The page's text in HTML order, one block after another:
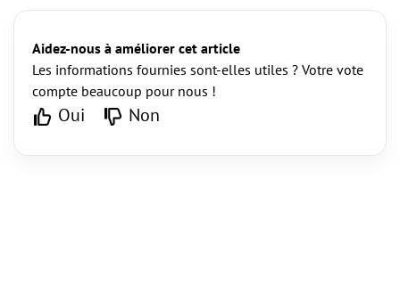
Aidez-nous à améliorer cet article
Les informations fournies sont-elles utiles ? Votre vote
compte beaucoup pour nous !
Oui Non